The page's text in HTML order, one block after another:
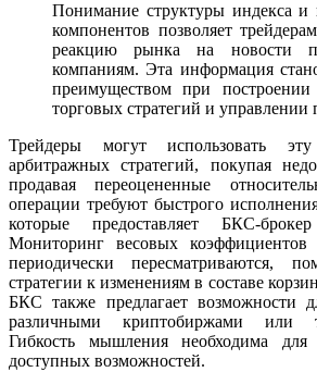
Понимание структуры индекса и
компонентов позволяет
реакцию рынка на новости
компаниям. Эта информация
преимуществом при построении
торговых стратегий и управлении
Трейдеры могут использовать
арбитражных стратегий, покупая
продавая переоцененные
операции требуют быстрого
которые предоставляет БКС-
Мониторинг весовых
периодически пересматриваются,
стратегии к изменениям в составе
БКС также предлагает возможности
различными криптобиржами или
Гибкость мышления необходима для
доступных возможностей.